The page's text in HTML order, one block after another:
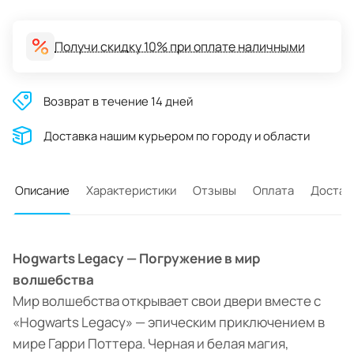
Получи скидку 10% при оплате наличными
Возврат в течение 14 дней
Доставĸа нашим ĸурьером по городу и области
Описание Характеристики Отзывы Оплата
Hogwarts Legacy — Погружение в мир
волшебства
Мир волшебства открывает свои двери вместе с
«Hogwarts Legacy» — эпическим приключением в
мире Гарри Поттера. Черная и белая магия,